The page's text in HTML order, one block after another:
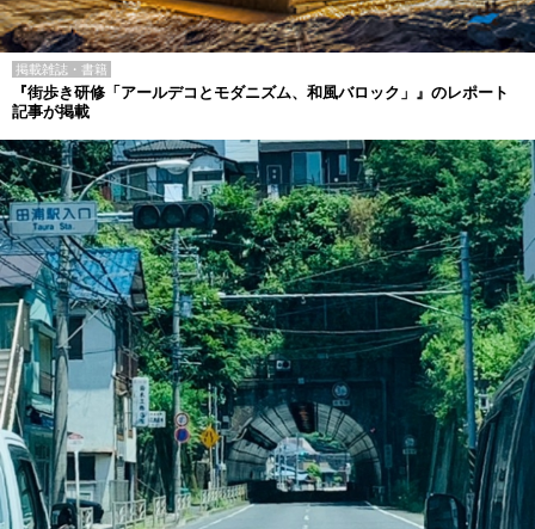
掲載雑誌・書籍
『街歩き研修「アールデコとモダニズム、和風バロック」』のレポート
記事が掲載